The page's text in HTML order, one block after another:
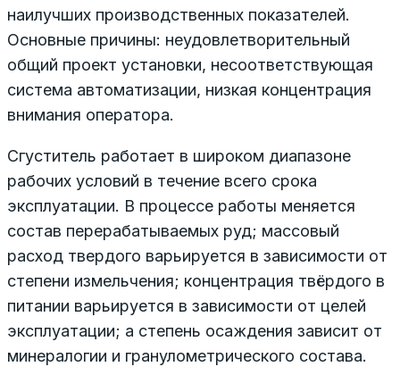
наилучших производственных показателей.
Основные причины: неудовлетворительный
общий проект установки, несоответствующая
система автоматизации, низкая концентрация
внимания оператора.
Сгуститель работает в широком диапазоне
рабочих условий в течение всего срока
эксплуатации. В процессе работы меняется
состав перерабатываемых руд; массовый
расход твердого варьируется в зависимости от
степени измельчения; концентрация твёрдого в
питании варьируется в зависимости от целей
эксплуатации; а степень осаждения зависит от
минералогии и гранулометрического состава.